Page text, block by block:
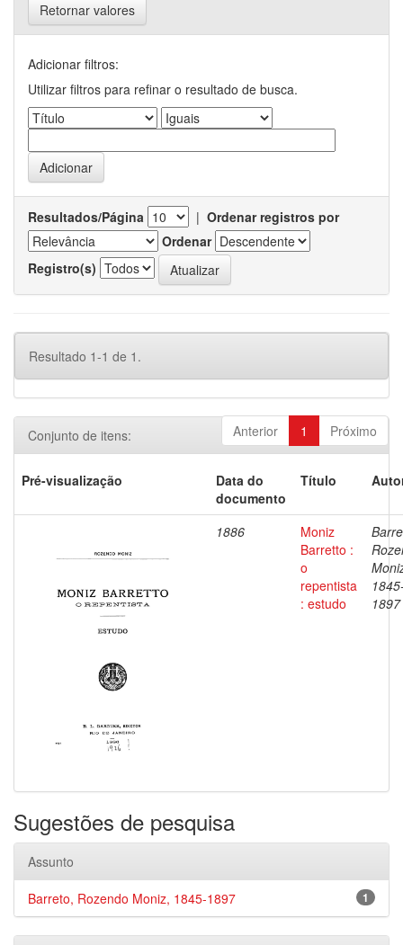
Retornar valores
Adicionar filtros:
Utilizar filtros para refinar o resultado de busca.
Resultados/Página | Ordenar registros por
Ordenar
Registro(s)
Resultado 1-1 de 1.
Anterior 1 Próximo
Conjunto de itens:
Pré-visualização
Data do
documento
Título
1886
Moniz
Barretto :
o
repentista
: estudo
1897
Sugestões de pesquisa
Assunto
1
Barreto, Rozendo Moniz, 1845-1897